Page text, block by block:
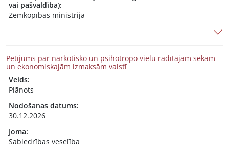
vai pašvaldība):
Zemkopības ministrija
Pētījums par narkotisko un psihotropo vielu radītajām sekām
un ekonomiskajām izmaksām valstī
Veids:
Plānots
Nodošanas datums:
30.12.2026
Joma:
Sabiedrības veselība